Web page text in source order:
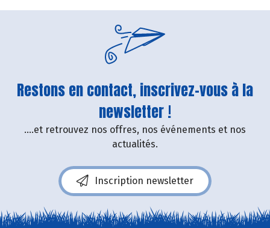
Restons en contact, inscrivez-vous à la
newsletter !
....et retrouvez nos offres, nos événements et nos
actualités.
Inscription newsletter